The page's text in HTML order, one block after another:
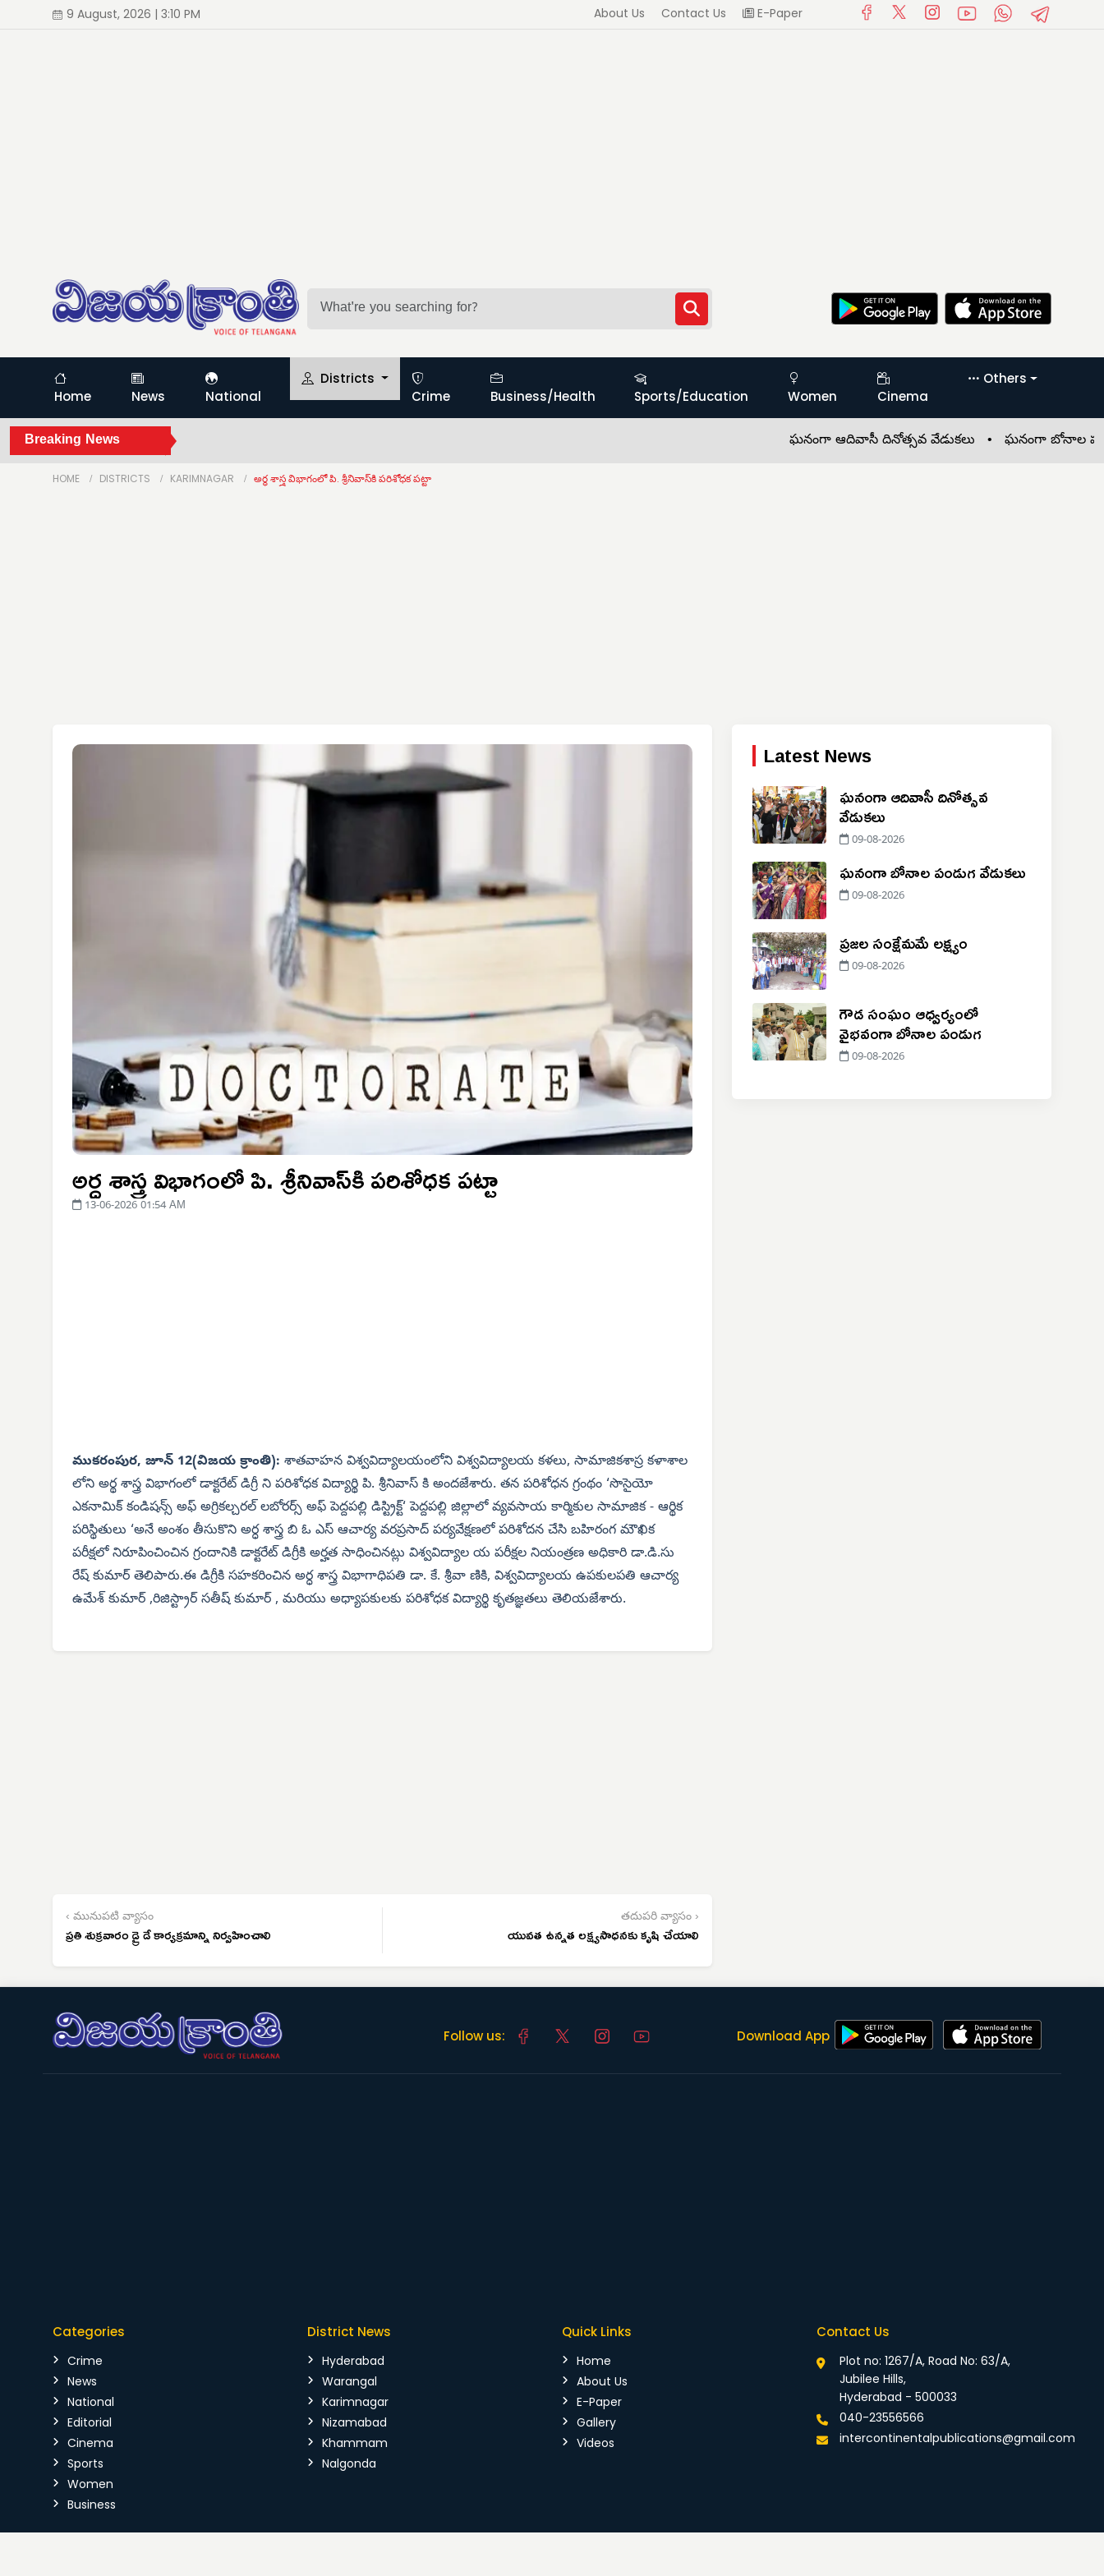
9 August, 2026 | 3:10 PM About Us Contact Us E-Paper
Home News National
Districts
Crime
Business/Health Sports/Education Women Cinema
Others
Breaking News ఘనంగా ఆదివాసీ దినోత్సవ వేడుకలు •ఘనంగా బోనాల పండుగ
HOME DISTRICTS KARIMNAGAR అర్ధ శాస్త్ర విభాగంలో పి. శ్రీనివాస్‌కి పరిశోధక పట్టా
అర్ధ శాస్త్ర విభాగంలో పి. శ్రీనివాస్‌కి పరిశోధక పట్టా
13-06-2026 01:54 AM
ముకరంపుర, జూన్ 12(విజయ క్రాంతి): శాతవాహన విశ్వవిద్యాలయంలోని విశ్వవిద్యాలయ కళలు, సామాజికశాస్ర కళాశాల
లోని అర్థ శాస్త్ర విభాగంలో డాక్టరేట్ డిగ్రీ ని పరిశోధక విద్యార్థి పి. శ్రీనివాస్ కి అందజేశారు. తన పరిశోధన గ్రంథం ‘సొసైయో
ఎకనామిక్ కండిషన్స్ అఫ్ అగ్రికల్చరల్ లబోరర్స్ అఫ్ పెద్దపల్లి డిస్ట్రిక్ట్‘ పెద్దపల్లి జిల్లాలో వ్యవసాయ కార్మికుల సామాజిక - ఆర్థిక
పరిస్థితులు ‘అనే అంశం తీసుకొని అర్ధ శాస్త్ర బి ఓ ఎస్ ఆచార్య వరప్రసాద్ పర్యవేక్షణలో పరిశోదన చేసి బహిరంగ మౌఖిక
పరీక్షలో నిరూపించించిన గ్రందానికి డాక్టరేట్ డిగ్రీకి అర్హత సాధించినట్లు విశ్వవిద్యాల య పరీక్షల నియంత్రణ అధికారి డా.డి.సు
రేష్ కుమార్ తెలిపారు.ఈ డిగ్రీకి సహకరించిన అర్ధ శాస్త్ర విభాగాధిపతి డా. కే. శ్రీవా ణికి, విశ్వవిద్యాలయ ఉపకులపతి ఆచార్య
ఉమేశ్ కుమార్ ,రిజిస్ట్రార్ సతీష్ కుమార్ , మరియు అధ్యాపకులకు పరిశోధక విద్యార్థి కృతజ్ఞతలు తెలియజేశారు.
‹ మునుపటి వ్యాసం
ప్రతి శుక్రవారం డ్రై డే కార్యక్రమాన్ని నిర్వహించాలి
తదుపరి వ్యాసం ›
యువత ఉన్నత లక్ష్యసాధనకు కృషి చేయాలి
Latest News
ఘనంగా ఆదివాసీ దినోత్సవ
వేడుకలు
09-08-2026
ఘనంగా బోనాల పండుగ వేడుకలు
09-08-2026
ప్రజల సంక్షేమమే లక్ష్యం
09-08-2026
గౌడ సంఘం ఆధ్వర్యంలో
వైభవంగా బోనాల పండుగ
09-08-2026
Follow us: Download App
Categories
Crime
News
National
Editorial
Cinema
Sports
Women
Business
District News
Hyderabad
Warangal
Karimnagar
Nizamabad
Khammam
Nalgonda
Quick Links
Home
About Us
E-Paper
Gallery
Videos
Contact Us
Plot no: 1267/A, Road No: 63/A,
Jubilee Hills,
Hyderabad - 500033
040-23556566
intercontinentalpublications@gmail.com